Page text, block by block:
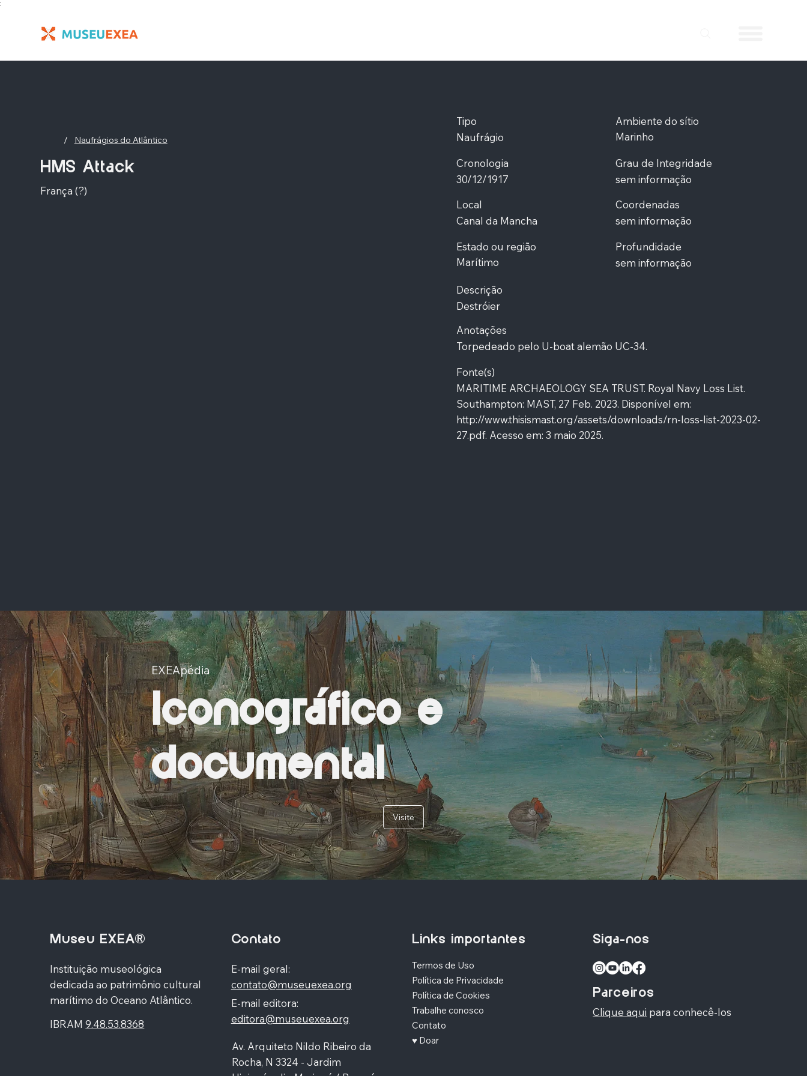
;
/ Naufrágios do Atlântico
HMS Attack
França (?)
Tipo
Naufrágio
Cronologia
30/12/1917
Local
Canal da Mancha
Estado ou região
Marítimo
Descrição
Destróier
Anotações
Torpedeado pelo U-boat alemão UC-34.
Fonte(s)
MARITIME ARCHAEOLOGY SEA TRUST. Royal Navy Loss List.
Southampton: MAST, 27 Feb. 2023. Disponível em:
http://www.thisismast.org/assets/downloads/rn-loss-list-2023-02-
27.pdf. Acesso em: 3 maio 2025.
Ambiente do sítio
Marinho
Grau de Integridade
sem informação
Coordenadas
sem informação
Profundidade
sem informação
EXEApédia
Iconográfico e
documental
Visite
Museu EXEA®
Instituição museológica
dedicada ao patrimônio cultural
marítimo do Oceano Atlântico.
IBRAM9.48.53.8368
Contato
E-mail geral:
contato@museuexea.org
E-mail editora:
editora@museuexea.org
Av. Arquiteto Nildo Ribeiro da
Rocha, N 3324 - Jardim
Links importantes
Termos de Uso
Política de Privacidade
Política de Cookies
Trabalhe conosco
Contato
♥ Doar
Siga-nos
Parceiros
Clique aqui para conhecê-los